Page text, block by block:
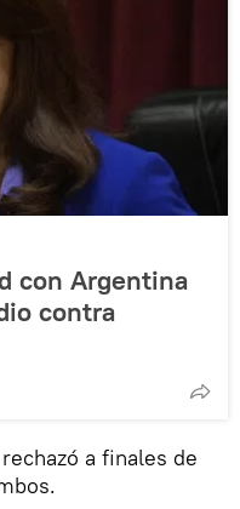
con Argentina
contra
a finales de